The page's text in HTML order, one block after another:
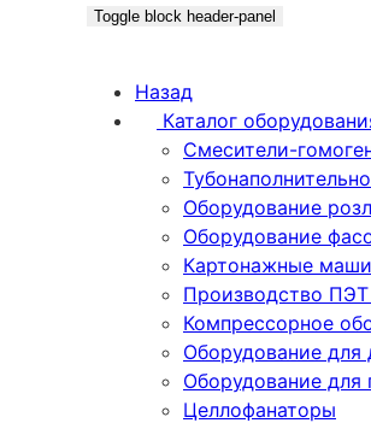
Toggle block header-panel
Назад
Каталог
Смесители-
Оборудование
Оборудование
Картонажные
Производство
Компрессорное
Оборудование для
Оборудование для
Целлофанаторы